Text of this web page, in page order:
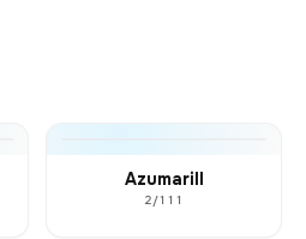
Azumarill
2/111